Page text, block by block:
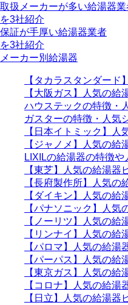
取扱メーカーが多い給湯器業
を3社紹介
保証が手厚い給湯器業者
を3社紹介
メーカー別給湯器
【タカラスタンダード
【大阪ガス】人気の給
ハウステックの特徴・
ガスターの特徴・人気
【日本イトミック】人
【ジャノメ】人気の給
LIXILの給湯器の特徴や
【東芝】人気の給湯器
【長府製作所】人気の
【ダイキン】人気の給
【パナソニック】人気
【ノーリツ】人気の給
【リンナイ】人気の給
【パロマ】人気の給湯
【パーパス】人気の給
【東京ガス】人気の給
【コロナ】人気の給湯
【日立】人気の給湯器